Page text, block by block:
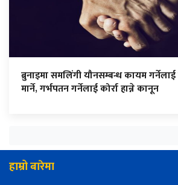
ब्रुनाइमा समलिंगी यौनसम्बन्ध कायम
मार्ने, गर्भपतन गर्नेलाई कोर्रा हान्ने कानून
हाम्रो बारेमा